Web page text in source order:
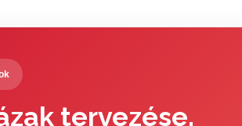
tervezése,